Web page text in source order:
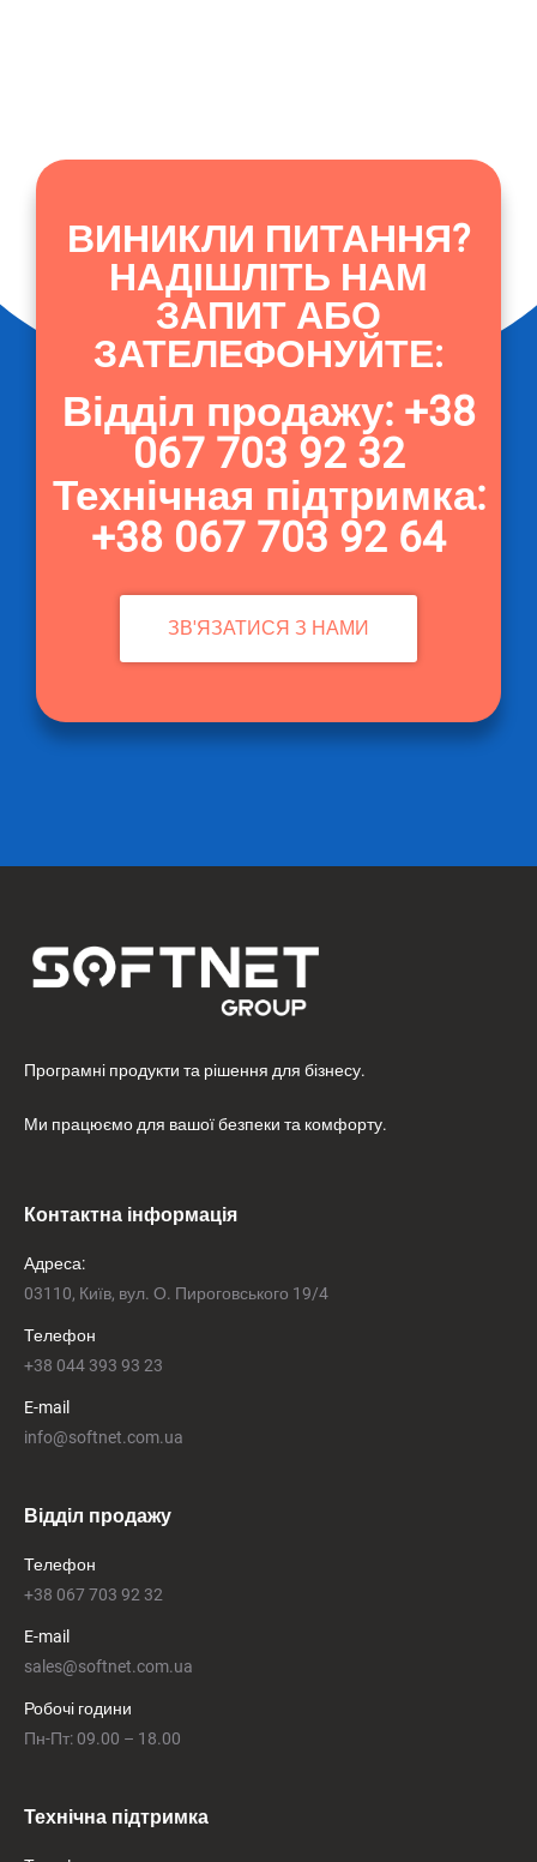
ВИНИКЛИ ПИТАННЯ?
НАДІШЛІТЬ НАМ
ЗАПИТ АБО
ЗАТЕЛЕФОНУЙТЕ:
Відділ продажу: +38
067 703 92 32
Технічная підтримка:
+38 067 703 92 64
ЗВ'ЯЗАТИСЯ З НАМИ
Програмні продукти та рішення для бізнесу.
Ми працюємо для вашої безпеки та комфорту.
Контактна інформація
Адреса:
03110, Київ, вул. О. Пироговського 19/4
Телефон
+38 044 393 93 23
E-mail
info@softnet.com.ua
Відділ продажу
Телефон
+38 067 703 92 32
E-mail
sales@softnet.com.ua
Робочі години
Пн-Пт: 09.00 – 18.00
Технічна підтримка